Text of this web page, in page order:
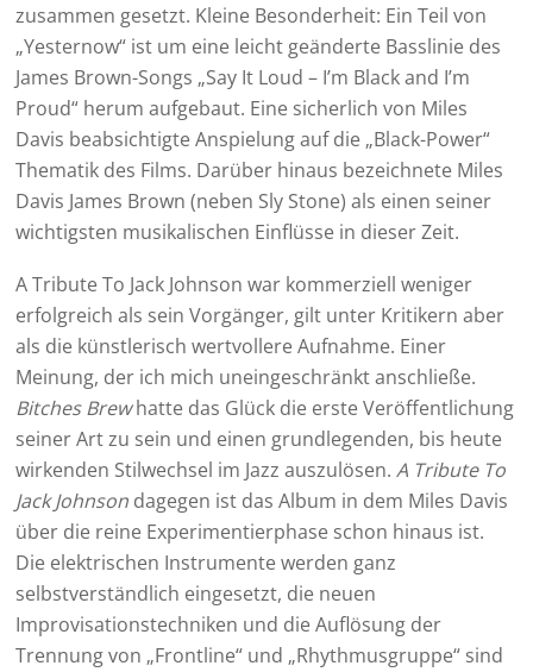
zusammen gesetzt. Kleine Besonderheit: Ein Teil von
„Yesternow“ ist um eine leicht geänderte Basslinie des
James Brown-Songs „Say It Loud – I’m Black and I’m
Proud“ herum aufgebaut. Eine sicherlich von Miles
Davis beabsichtigte Anspielung auf die „Black-Power“
Thematik des Films. Darüber hinaus bezeichnete Miles
Davis James Brown (neben Sly Stone) als einen seiner
wichtigsten musikalischen Einflüsse in dieser Zeit.
A Tribute To Jack Johnson war kommerziell weniger
erfolgreich als sein Vorgänger, gilt unter Kritikern aber
als die künstlerisch wertvollere Aufnahme. Einer
Meinung, der ich mich uneingeschränkt anschließe.
Bitches Brewhatte das Glück die erste Veröffentlichung
seiner Art zu sein und einen grundlegenden, bis heute
wirkenden Stilwechsel im Jazz auszulösen.A Tribute To
Jack Johnson dagegen ist das Album in dem Miles Davis
über die reine Experimentierphase schon hinaus ist.
Die elektrischen Instrumente werden ganz
selbstverständlich eingesetzt, die neuen
Improvisationstechniken und die Auflösung der
Trennung von „Frontline“ und „Rhythmusgruppe“ sind